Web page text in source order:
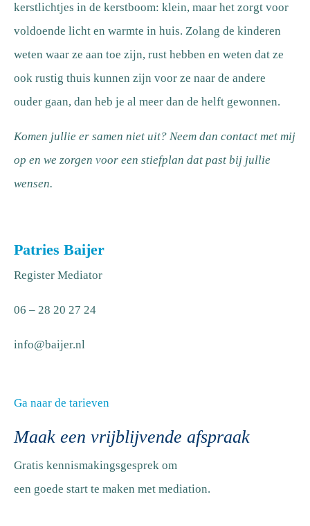
kerstlichtjes in de kerstboom: klein, maar het zorgt voor
voldoende licht en warmte in huis. Zolang de kinderen
weten waar ze aan toe zijn, rust hebben en weten dat ze
ook rustig thuis kunnen zijn voor ze naar de andere
ouder gaan, dan heb je al meer dan de helft gewonnen.
Komen jullie er samen niet uit? Neem dan contact met mij
op en we zorgen voor een stiefplan dat past bij jullie
wensen.
Patries Baijer
Register Mediator
06 – 28 20 27 24
info@baijer.nl
Ga naar de tarieven
Maak een vrijblijvende afspraak
Gratis kennismakingsgesprek om
een goede start te maken met mediation.